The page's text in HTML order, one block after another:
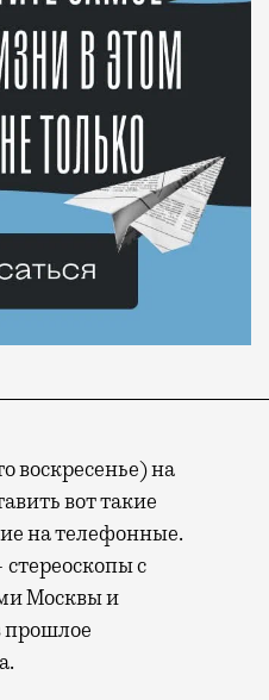
воскресенье) на
вот такие
на телефонные.
с
Москвы и
прошлое